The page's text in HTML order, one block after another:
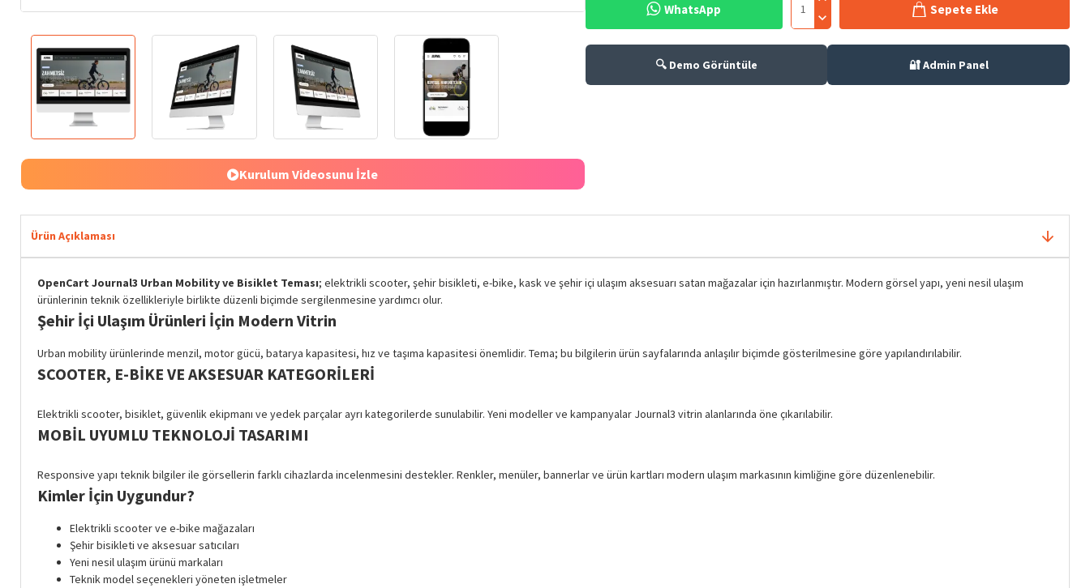
Hemen Teslim
Kurulum Videosunu İzle
WhatsApp Sepete Ekle
🔍 Demo Görüntüle 🔐 Admin Panel
Ürün Açıklaması
OpenCart Journal3 Urban Mobility ve Bisiklet Teması; elektrikli scooter, şehir bisikleti, e-bike, kask ve şehir içi ulaşım aksesuarı satan mağazalar için hazırlanmıştır. Modern görsel yapı, yeni nesil ulaşım
ürünlerinin teknik özellikleriyle birlikte düzenli biçimde sergilenmesine yardımcı olur.
Şehir İçi Ulaşım Ürünleri İçin Modern Vitrin
Urban mobility ürünlerinde menzil, motor gücü, batarya kapasitesi, hız ve taşıma kapasitesi önemlidir. Tema; bu bilgilerin ürün sayfalarında anlaşılır biçimde gösterilmesine göre yapılandırılabilir.
SCOOTER, E-BIKE VE AKSESUAR KATEGORILERI
Elektrikli scooter, bisiklet, güvenlik ekipmanı ve yedek parçalar ayrı kategorilerde sunulabilir. Yeni modeller ve kampanyalar Journal3 vitrin alanlarında öne çıkarılabilir.
MOBIL UYUMLU TEKNOLOJI TASARIMI
Responsive yapı teknik bilgiler ile görsellerin farklı cihazlarda incelenmesini destekler. Renkler, menüler, bannerlar ve ürün kartları modern ulaşım markasının kimliğine göre düzenlenebilir.
Kimler İçin Uygundur?
Elektrikli scooter ve e-bike mağazaları
Şehir bisikleti ve aksesuar satıcıları
Yeni nesil ulaşım ürünü markaları
Teknik model seçenekleri yöneten işletmeler